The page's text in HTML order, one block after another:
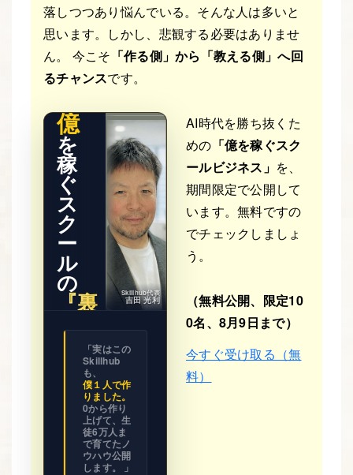
落しつつあり悩んでいる。そんな人は多いと
思います。しかし、悲観する必要はありませ
ん。 今こそ 「作る側」から「教える側」へ回
るチャンスです。
AL STO
億
を
稼
ぐ
ス
ク
ー
ル
の
『裏
※ 期間限
ビジネス
の設計図
全て見せ
Skillhub代表
吉田 光利
「実はこの
Skillhub
も、
僕１人で作
りました。
0から作り
上げて、生
徒6万人ま
で育てたノ
ウハウ公開
します。 」
AI時代を勝ち抜くた
めの 「億を稼ぐスク
ールビジネス」 を、
期間限定で公開して
います。無料ですの
でチェックしましょ
う。
（無料公開、限定10
0名、8月9日まで）
今すぐ受け取る（無
料）